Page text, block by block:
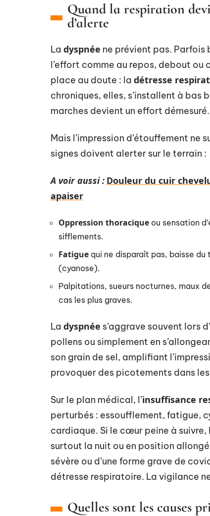
Quand la respiration
d’alerte
La dyspnée ne prévient pas. Parfois
l’effort comme au repos, debout ou
place au doute : la détresse
chroniques, elles, s’installent à bas
marches devient un effort démesuré.
Mais l’impression d’étouffement ne
signes doivent alerter sur le terrain :
A voir aussi : Douleur du cuir
apaiser
Oppression thoracique ou sensation
sifflements.
Fatigue qui ne disparaît pas, baisse
(cyanose).
Palpitations, sueurs nocturnes, maux
cas les plus graves.
La dyspnée s’aggrave souvent lors
pollens ou simplement en
son grain de sel, amplifiant
provoquer des picotements dans
Sur le plan médical, l’insuffisance
perturbés : essoufflement, fatigue,
cardiaque. Si le cœur peine à suivre,
surtout la nuit ou en position
sévère ou d’une forme grave de
détresse respiratoire. La vigilance
Quelles sont les causes